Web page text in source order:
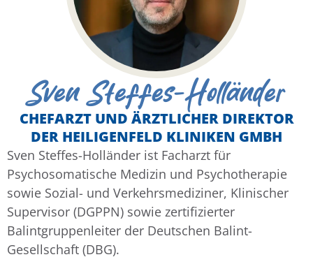
Sven Steffes-Holländer
CHEFARZT UND ÄRZTLICHER DIREKTOR
DER HEILIGENFELD KLINIKEN GMBH
Sven Steffes-Holländer ist Facharzt für
Psychosomatische Medizin und Psychotherapie
sowie Sozial- und Verkehrsmediziner, Klinischer
Supervisor (DGPPN) sowie zertifizierter
Balintgruppenleiter der Deutschen Balint-
Gesellschaft (DBG).